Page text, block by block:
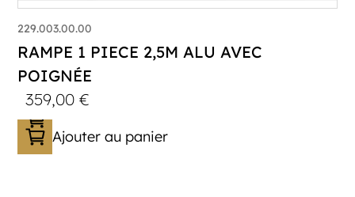
229.003.00.00
RAMPE 1 PIECE 2,5M ALU AVEC
POIGNÉE
359,00€
Ajouter au panier